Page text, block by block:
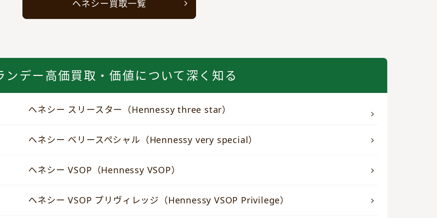
ヘネシー買取一覧
ンデー高価買取・価値について深く知る
ヘネシー スリースター（Hennessy three star）
ヘネシー ベリースペシャル（Hennessy very special）
ヘネシー VSOP（Hennessy VSOP）
ヘネシー VSOP プリヴィレッジ（Hennessy VSOP Privilege）